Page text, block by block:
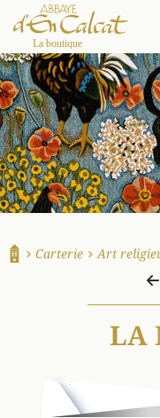
La boutique d'en
Carterie Art
LA